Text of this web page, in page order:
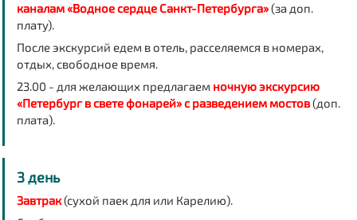
каналам «Водное сердце Санкт-Петербурга»(за доп.
плату).
После экскурсий едем в отель, расселяемся в номерах,
отдых, свободное время.
23.00 - для желающих предлагаемночную экскурсию
«Петербург в свете фонарей» с разведением мостов(доп.
плата).
3 день
Завтрак(сухой паек для или Карелию).